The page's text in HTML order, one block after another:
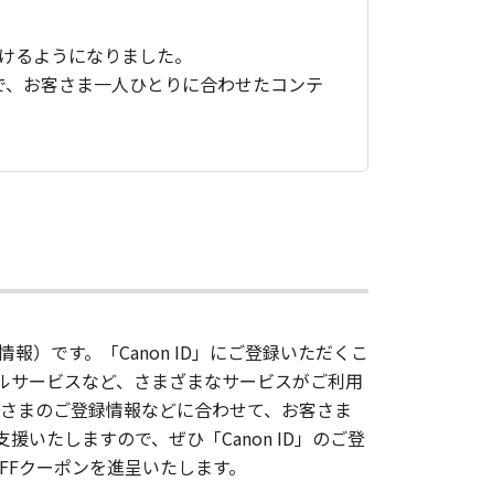
ようになりました。
お客さま一人ひとりに合わせたコンテ
報）です。「Canon ID」にご登録いただくこ
ービスなど、さまざまなサービスがご利用
まのご登録情報などに合わせて、お客さま
いたしますので、ぜひ「Canon ID」のご登
ーポンを進呈いたします。